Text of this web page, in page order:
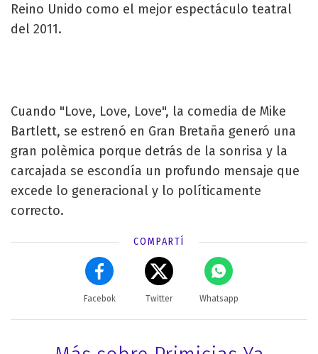
Reino Unido como el mejor espectáculo teatral
del 2011.
Cuando "Love, Love, Love", la comedia de Mike
Bartlett, se estrenó en Gran Bretaña generó una
gran polèmica porque detrás de la sonrisa y la
carcajada se escondía un profundo mensaje que
excede lo generacional y lo políticamente
correcto.
COMPARTÍ
Facebok Twitter Whatsapp